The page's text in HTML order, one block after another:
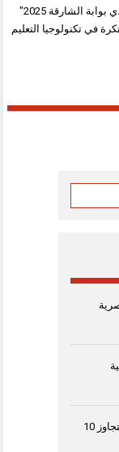
القصيرة لـ”تحدي بوابة الشارقة 2025″
في تكنولوجيا التعليم
إنتاج القمح في مصر خلال موسم 2026، يتجاوز 10